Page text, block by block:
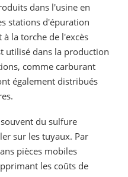
dans l'usine en
stations d'épuration
à la torche de l'excès
utilisé dans la production
comme carburant
également distribués
du sulfure
sur les tuyaux. Par
pièces mobiles
les coûts de